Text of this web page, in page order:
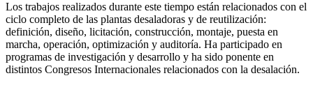
Los trabajos realizados durante este tiempo están relacionados con el
ciclo completo de las plantas desaladoras y de reutilización:
definición, diseño, licitación, construcción, montaje, puesta en
marcha, operación, optimización y auditoría. Ha participado en
programas de investigación y desarrollo y ha sido ponente en
distintos Congresos Internacionales relacionados con la desalación.